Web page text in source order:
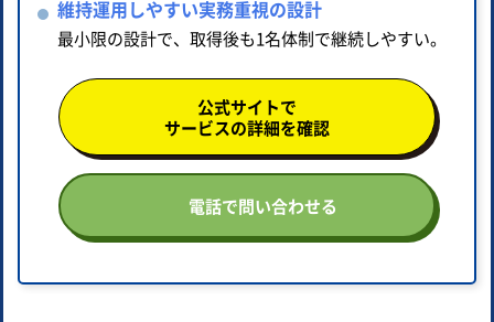
維持運用しやすい実務重視の設計
最小限の設計で、取得後も1名体制で継続しやすい。
公式サイトで
サービスの詳細を確認
電話で問い合わせる